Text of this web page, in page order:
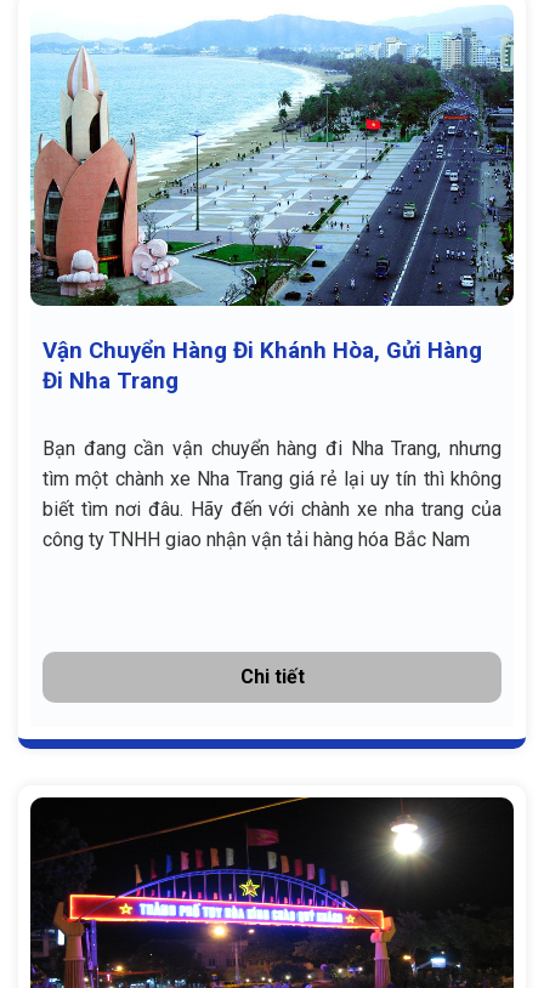
Vận Chuyển Hàng Đi Khánh Hòa, Gửi Hàng
Đi Nha Trang
Bạn đang cần vận chuyển hàng đi Nha Trang, nhưng
tìm một chành xe Nha Trang giá rẻ lại uy tín thì không
biết tìm nơi đâu. Hãy đến với chành xe nha trang của
công ty TNHH giao nhận vận tải hàng hóa Bắc Nam
Chi tiết